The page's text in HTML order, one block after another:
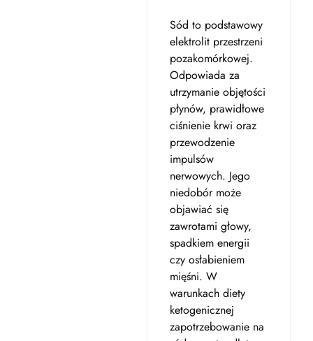
Sód to podstawowy
elektrolit przestrzeni
pozakomórkowej.
Odpowiada za
utrzymanie objętości
płynów, prawidłowe
ciśnienie krwi oraz
przewodzenie
impulsów
nerwowych. Jego
niedobór może
objawiać się
zawrotami głowy,
spadkiem energii
czy osłabieniem
mięśni. W
warunkach diety
ketogenicznej
zapotrzebowanie na